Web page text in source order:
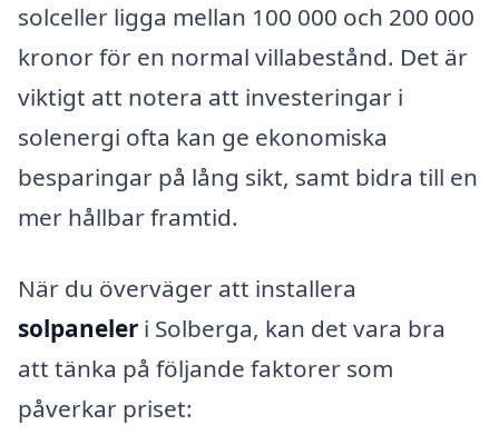
solceller ligga mellan 100 000 och 200 000
kronor för en normal villabestånd. Det är
viktigt att notera att investeringar i
solenergi ofta kan ge ekonomiska
besparingar på lång sikt, samt bidra till en
mer hållbar framtid.
När du överväger att installera
solpaneler i Solberga, kan det vara bra
att tänka på följande faktorer som
påverkar priset: